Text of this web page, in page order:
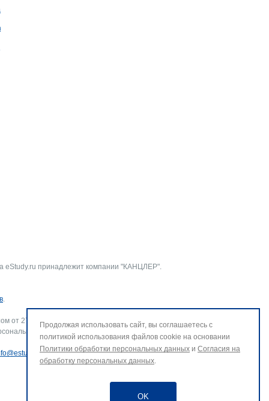
eStudy.ru принадлежит компании "КАНЦЛЕР".
.
от 27.07.2006 г. № 152-ФЗ «О персональных данных».
данных и использование файлов cookie. В случае
.
Продолжая использовать сайт, вы соглашаетесь с
политикой использования файлов cookie на основании
Политики обработки персональных данных и Согласия на
обработку персональных данных.
OK